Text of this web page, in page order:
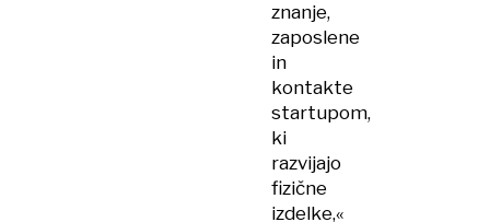
znanje,
zaposlene
in
kontakte
startupom,
ki
razvijajo
fizične
izdelke,«